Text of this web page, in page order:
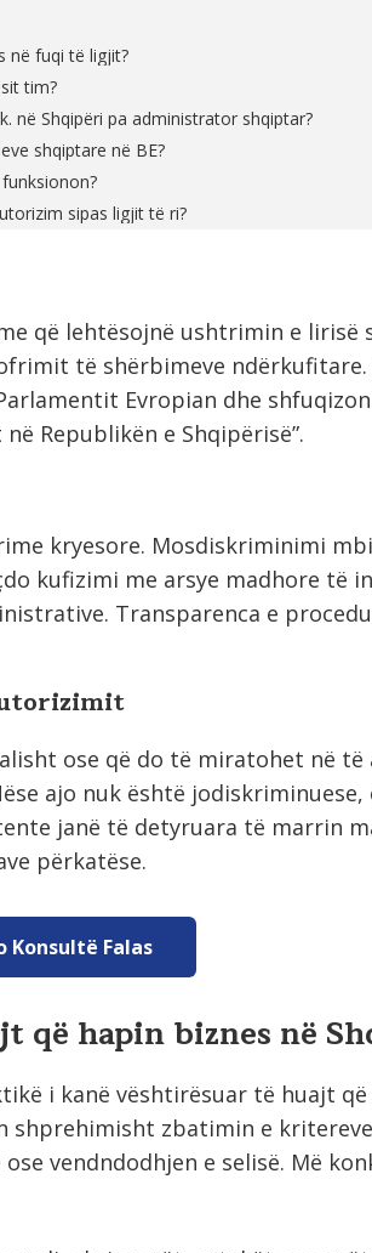
në fuqi të ligjit?
tim?
në Shqipëri pa administrator shqiptar?
shqiptare në BE?
sipas ligjit të ri?
që lehtësojnë ushtrimin e lirisë
të shërbimeve ndërkufitare.
Evropian dhe
Republikën e Shqipërisë”.
kryesore. Mosdiskriminimi
kufizimi me arsye madhore të
Transparenca e
ose që do të miratohet në të
ajo nuk është
janë të detyruara të marrin
përkatëse.
Konsultë Falas
që hapin biznes në
i kanë vështirësuar të huajt
shprehimisht zbatimin e kritereve
vendndodhjen e selisë. Më